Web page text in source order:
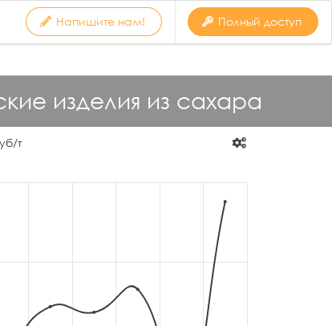
Напишите нам! Полный доступ
изделия из сахара
т